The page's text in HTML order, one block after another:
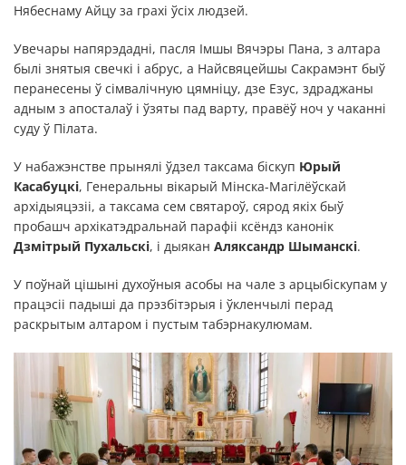
Нябеснаму Айцу за грахі ўсіх людзей.
Увечары напярэдадні, пасля Імшы Вячэры Пана, з алтара
былі знятыя свечкі і абрус, а Найсвяцейшы Сакрамэнт быў
перанесены ў сімвалічную цямніцу, дзе Езус, здраджаны
адным з апосталаў і ўзяты пад варту, правёў ноч у чаканні
суду ў Пілата.
У набажэнстве прынялі ўдзел таксама біскуп Юрый
Касабуцкі, Генеральны вікарый Мінска-Магілёўскай
архідыяцэзіі, а таксама сем святароў, сярод якіх быў
пробашч архікатэдральнай парафіі ксёндз канонік
Дзмітрый Пухальскі, і дыякан Аляксандр Шыманскі.
У поўнай цішыні духоўныя асобы на чале з арцыбіскупам у
працэсіі падыші да прэзбітэрыя і ўкленчылі перад
раскрытым алтаром і пустым табэрнакулюмам.